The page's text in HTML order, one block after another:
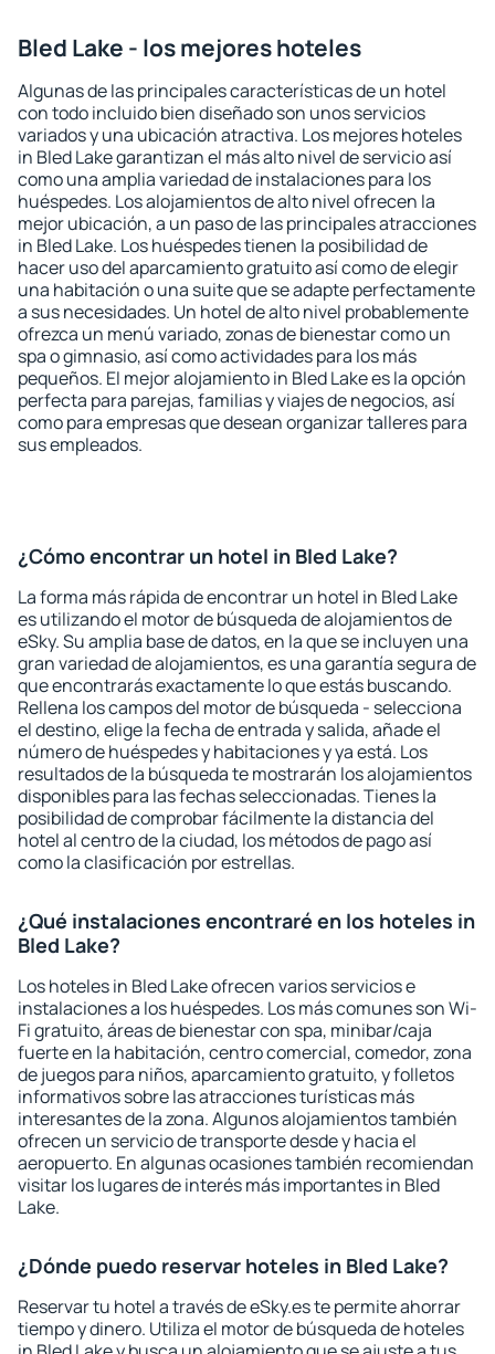
Bled Lake - los mejores hoteles
Algunas de las principales características de un hotel
con todo incluido bien diseñado son unos servicios
variados y una ubicación atractiva. Los mejores hoteles
in Bled Lake garantizan el más alto nivel de servicio así
como una amplia variedad de instalaciones para los
huéspedes. Los alojamientos de alto nivel ofrecen la
mejor ubicación, a un paso de las principales atracciones
in Bled Lake. Los huéspedes tienen la posibilidad de
hacer uso del aparcamiento gratuito así como de elegir
una habitación o una suite que se adapte perfectamente
a sus necesidades. Un hotel de alto nivel probablemente
ofrezca un menú variado, zonas de bienestar como un
spa o gimnasio, así como actividades para los más
pequeños. El mejor alojamiento in Bled Lake es la opción
perfecta para parejas, familias y viajes de negocios, así
como para empresas que desean organizar talleres para
sus empleados.
¿Cómo encontrar un hotel in Bled Lake?
La forma más rápida de encontrar un hotel in Bled Lake
es utilizando el motor de búsqueda de alojamientos de
eSky. Su amplia base de datos, en la que se incluyen una
gran variedad de alojamientos, es una garantía segura de
que encontrarás exactamente lo que estás buscando.
Rellena los campos del motor de búsqueda - selecciona
el destino, elige la fecha de entrada y salida, añade el
número de huéspedes y habitaciones y ya está. Los
resultados de la búsqueda te mostrarán los alojamientos
disponibles para las fechas seleccionadas. Tienes la
posibilidad de comprobar fácilmente la distancia del
hotel al centro de la ciudad, los métodos de pago así
como la clasificación por estrellas.
¿Qué instalaciones encontraré en los hoteles in
Bled Lake?
Los hoteles in Bled Lake ofrecen varios servicios e
instalaciones a los huéspedes. Los más comunes son Wi-
Fi gratuito, áreas de bienestar con spa, minibar/caja
fuerte en la habitación, centro comercial, comedor, zona
de juegos para niños, aparcamiento gratuito, y folletos
informativos sobre las atracciones turísticas más
interesantes de la zona. Algunos alojamientos también
ofrecen un servicio de transporte desde y hacia el
aeropuerto. En algunas ocasiones también recomiendan
visitar los lugares de interés más importantes in Bled
Lake.
¿Dónde puedo reservar hoteles in Bled Lake?
Reservar tu hotel a través de eSky.es te permite ahorrar
tiempo y dinero. Utiliza el motor de búsqueda de hoteles